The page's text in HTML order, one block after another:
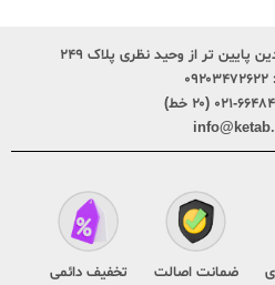
۰۹۲۰۳۴۷۲۶۲۲
۰۲۱ (۲۰ خط)
ضمانت اصالت تخفیف دائمی